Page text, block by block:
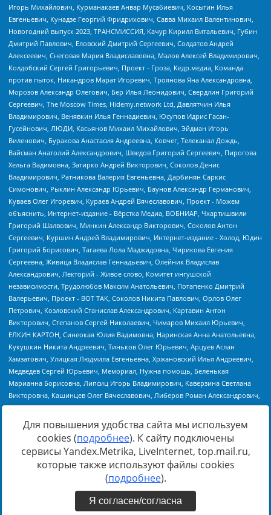
https://minjust.gov.ru/uploaded/files/reestr-
inostrannyih-agentov-22-03-2024.pdfданные на22.03.2024
Для повышения удобства сайта мы используем
cookies (подробнее). К сайту подключены
сервисы Yandex.Metrika, LiveInternet, top.mail.ru,
которые также используют файлы cookies
(подробнее).
Я согласен/согласна